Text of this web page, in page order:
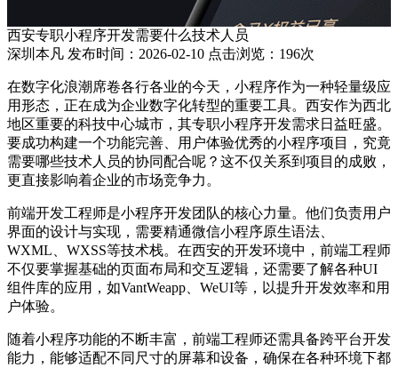
西安专职小程序开发需要什么技术人员
深圳本凡 发布时间：2026-02-10 点击浏览：196次
在数字化浪潮席卷各行各业的今天，小程序作为一种轻量级应
用形态，正在成为企业数字化转型的重要工具。西安作为西北
地区重要的科技中心城市，其专职小程序开发需求日益旺盛。
要成功构建一个功能完善、用户体验优秀的小程序项目，究竟
需要哪些技术人员的协同配合呢？这不仅关系到项目的成败，
更直接影响着企业的市场竞争力。
前端开发工程师是小程序开发团队的核心力量。他们负责用户
界面的设计与实现，需要精通微信小程序原生语法、
WXML、WXSS等技术栈。在西安的开发环境中，前端工程师
不仅要掌握基础的页面布局和交互逻辑，还需要了解各种UI
组件库的应用，如VantWeapp、WeUI等，以提升开发效率和用
户体验。
随着小程序功能的不断丰富，前端工程师还需具备跨平台开发
能力，能够适配不同尺寸的屏幕和设备，确保在各种环境下都